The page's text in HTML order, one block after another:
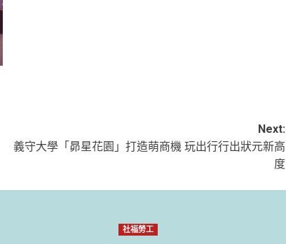
Next:
義守大學「昴星花園」打造萌商機 玩出行行出狀元新高
度
社福勞工